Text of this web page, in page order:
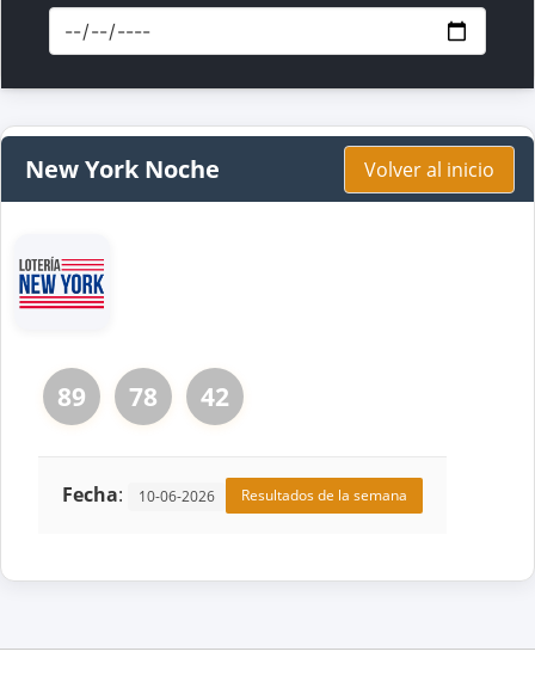
New York Noche Volver al inicio
89 78 42
Fecha: 10-06-2026 Resultados de la semana